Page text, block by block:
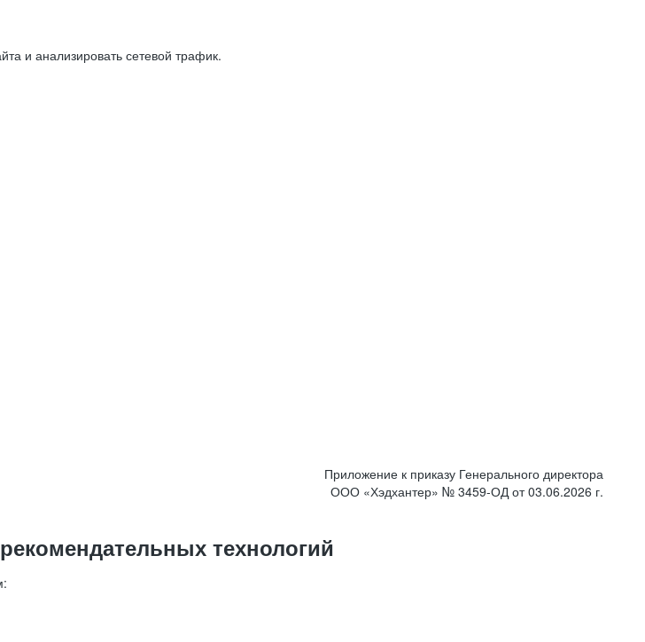
и анализировать сетевой трафик.
Приложение к приказу Генерального директора
ООО «Хэдхантер» № 3459-ОД от 03.06.2026 г.
технологий